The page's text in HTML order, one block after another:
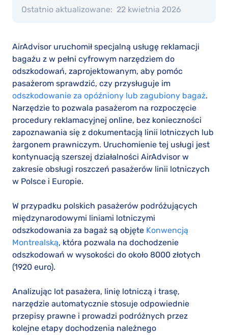
Ostatnio aktualizowane: 22 kwietnia 2026
AirAdvisor uruchomił specjalną usługę reklamacji
bagażu z w pełni cyfrowym narzędziem do
odszkodowań, zaprojektowanym, aby pomóc
pasażerom sprawdzić, czy przysługuje im
odszkodowanie za opóźniony lub zagubiony bagaż.
Narzędzie to pozwala pasażerom na rozpoczęcie
procedury reklamacyjnej online, bez konieczności
zapoznawania się z dokumentacją linii lotniczych lub
żargonem prawniczym. Uruchomienie tej usługi jest
kontynuacją szerszej działalności AirAdvisor w
zakresie obsługi roszczeń pasażerów linii lotniczych
w Polsce i Europie.
W przypadku polskich pasażerów podróżujących
międzynarodowymi liniami lotniczymi
odszkodowania za bagaż są objęte Konwencją
Montrealską, która pozwala na dochodzenie
odszkodowań w wysokości do około 8000 złotych
(1920 euro).
Analizując lot pasażera, linię lotniczą i trasę,
narzędzie automatycznie stosuje odpowiednie
przepisy prawne i prowadzi podróżnych przez
kolejne etapy dochodzenia należnego